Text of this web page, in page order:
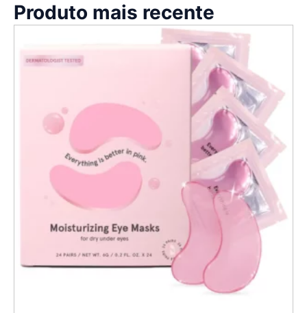
Produto mais recente